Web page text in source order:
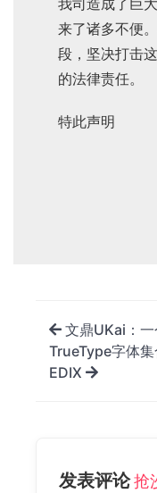
我司造成了巨
来了诸多不便
段，坚决打击
的法律责任。
特此声明
文鼎UKai：
TrueType字体集
EDIX
发表评论抢